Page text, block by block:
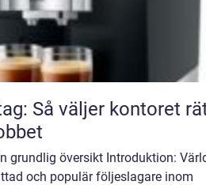
Så väljer kontoret
grundlig översikt Introduktion:
och populär följeslagare inom